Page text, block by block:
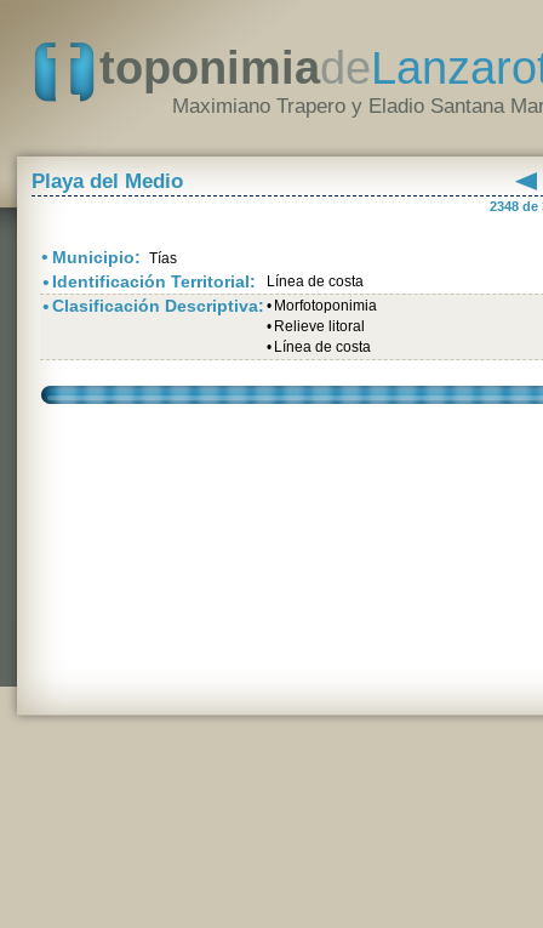
toponimiade
Maximiano Trapero y Eladio Santana
Playa del Medio
2348 de
• Municipio: Tías
• Identificación Territorial: Línea de costa
•Clasificación Descriptiva: • Morfotoponimia
• Relieve litoral
• Línea de costa